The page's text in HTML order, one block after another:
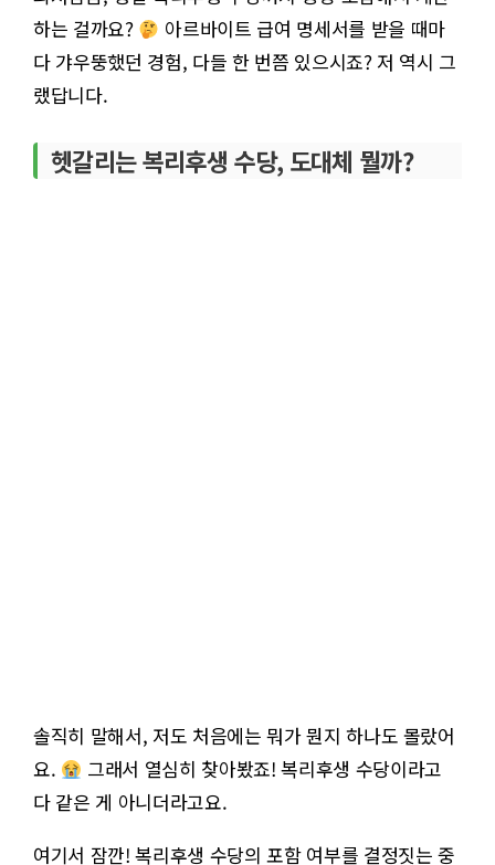
하는 걸까요?
아르바이트 급여 명세서를 받을 때마
다 갸우뚱했던 경험, 다들 한 번쯤 있으시죠? 저 역시 그
랬답니다.
헷갈리는 복리후생 수당, 도대체 뭘까?
솔직히 말해서, 저도 처음에는 뭐가 뭔지 하나도 몰랐어
요.
그래서 열심히 찾아봤죠! 복리후생 수당이라고
다 같은 게 아니더라고요.
여기서 잠깐! 복리후생 수당의 포함 여부를 결정짓는 중